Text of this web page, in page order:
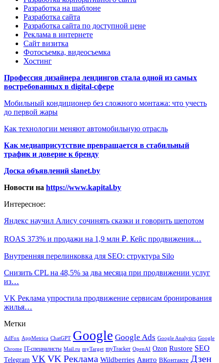
Разработка на шаблоне
Разработка сайта
Разработка сайта по доступной цене
Реклама в интернете
Сайт визитка
Фотосъемка, видеосъемка
Хостинг
Профессия дизайнера лендингов стала одной из самых
востребованных в digital-сфере
Мобильный кондиционер без сложного монтажа: что учесть
до первой жары
Как технологии меняют автомобильную отрасль
Как медиаприсутствие превращается в стабильный
трафик и доверие к бренду
Доска объявлений slanet.by
Новости на https://www.kapital.by
Интересное:
Яндекс научил Алису сочинять сказки и говорить шепотом
ROAS 373% и продажи на 1,9 млн ₽. Кейс продвижения…
Внутренняя перелинковка для SEO: структура Silo
Снизить CPL на 48,5% за два месяца при продвижении услуг
из…
VK Реклама упростила продвижение сервисам бронирования
жилья…
Метки
AdFox AppMetrica ChatGPT Google Google Ads Google Analytics Google
Chrome IT-специалисты Mail.ru myTarget myTracker OpenAI Ozon Rustore SEO
Telegram VK VK Реклама Wildberries Авито ВКонтакте Дзен